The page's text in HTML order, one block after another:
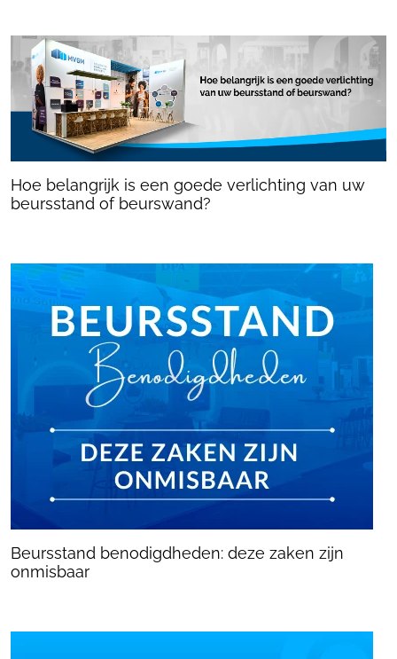
Hoe belangrijk is een goede verlichting van uw
beursstand of beurswand?
Beursstand benodigdheden: deze zaken zijn
onmisbaar